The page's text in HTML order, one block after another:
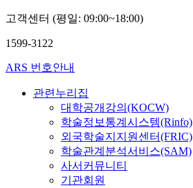
고객센터 (평일: 09:00~18:00)
1599-3122
ARS 번호안내
관련누리집
대학공개강의(KOCW)
학술정보통계시스템(Rinfo)
외국학술지지원센터(FRIC)
학술관계분석서비스(SAM)
사서커뮤니티
기관회원